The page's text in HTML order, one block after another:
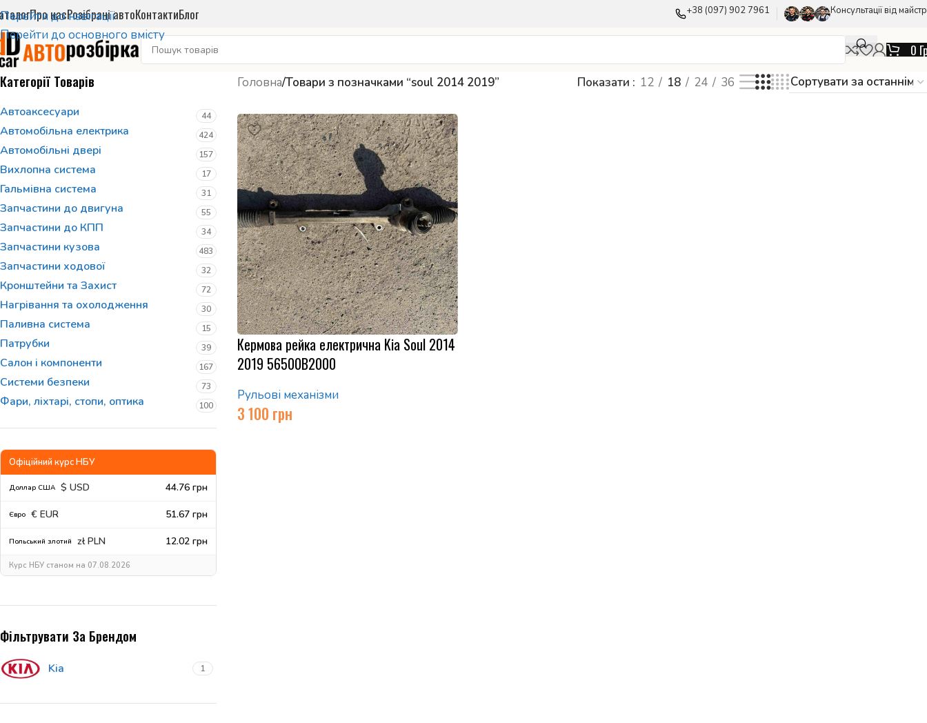
Перейти до навігації
Перейти до основного вмісту
Про насРозібрані автоКонтактиБлог +38 (097) 902 7961 Консультації від
0
Категорії Товарів
Автоаксесуари 44
Автомобільна електрика 424
Автомобільні двері 157
Вихлопна система 17
Гальмівна система 31
Запчастини до двигуна 55
Запчастини до КПП 34
Запчастини кузова 483
Запчастини ходової 32
Кронштейни та Захист 72
Нагрівання та охолодження 30
Паливна система 15
Патрубки 39
Салон і компоненти 167
Системи безпеки 73
Фари, ліхтарі, стопи, оптика 100
Офіційний курс НБУ
Доллар США $ USD 44.76 грн
Євро € EUR 51.67 грн
Польський злотий zł PLN 12.02 грн
Курс НБУ станом на 07.08.2026
Фільтрувати За Брендом
Kia 1
Головна/Товари з позначками “soul 2014 2019” Показати 12 18 24 36
Кермова рейка електрична Kia Soul 2014
2019 56500B2000
Рульові механізми
3 100 грн